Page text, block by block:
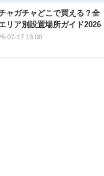
ャガチャどこで買える？全
リア別設置場所ガイド2026
07-17 13:00